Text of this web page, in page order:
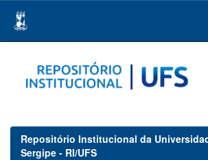
navigation
Repositório Institucional da
Sergipe - RI/UFS